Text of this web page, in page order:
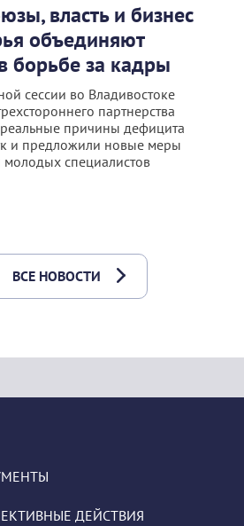
власть и бизнес
объединяют
борьбе за кадры
сессии во Владивостоке
партнерства
причины дефицита
и предложили новые меры
специалистов
ВСЕ НОВОСТИ
ДЕЙСТВИЯ